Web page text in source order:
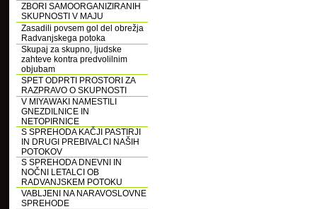
ZBORI SAMOORGANIZIRANIH
SKUPNOSTI V MAJU
Zasadili povsem gol del obrežja
Radvanjskega potoka
Skupaj za skupno, ljudske
zahteve kontra predvolilnim
objubam
SPET ODPRTI PROSTORI ZA
RAZPRAVO O SKUPNOSTI
V MIYAWAKI NAMESTILI
GNEZDILNICE IN
NETOPIRNICE
S SPREHODA KAČJI PASTIRJI
IN DRUGI PREBIVALCI NAŠIH
POTOKOV
S SPREHODA DNEVNI IN
NOČNI LETALCI OB
RADVANJSKEM POTOKU
VABLJENI NA NARAVOSLOVNE
SPREHODE